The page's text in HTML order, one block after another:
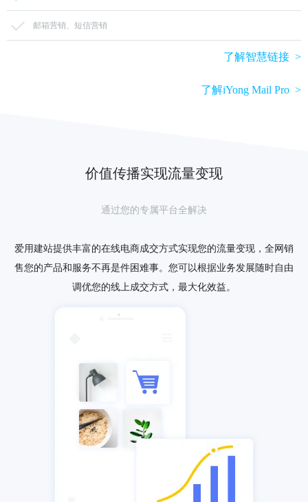
邮箱营销、短信营销
了解智慧链接 >
了解iYong Mail Pro >
价值传播实现流量变现
通过您的专属平台全解决
爱用建站提供丰富的在线电商成交方式实现您的流量变现，全网销
售您的产品和服务不再是件困难事。您可以根据业务发展随时自由
调优您的线上成交方式，最大化效益。